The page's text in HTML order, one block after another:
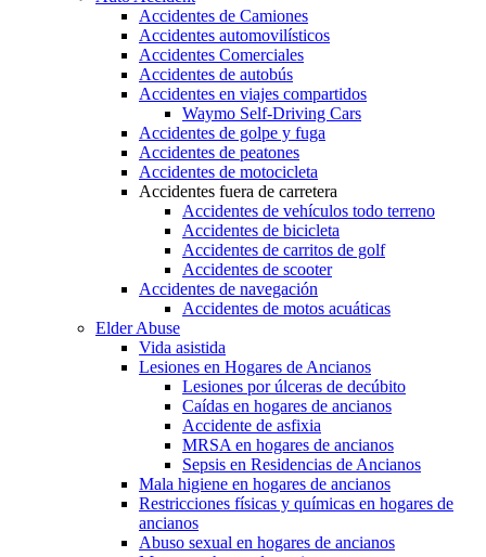
Accidentes de Camiones
Accidentes automovilísticos
Accidentes Comerciales
Accidentes de autobús
Accidentes en viajes compartidos
Waymo Self-Driving Cars
Accidentes de golpe y fuga
Accidentes de peatones
Accidentes de motocicleta
Accidentes fuera de carretera
Accidentes de vehículos todo terreno
Accidentes de bicicleta
Accidentes de carritos de golf
Accidentes de scooter
Accidentes de navegación
Accidentes de motos acuáticas
Elder Abuse
Vida asistida
Lesiones en Hogares de Ancianos
Lesiones por úlceras de decúbito
Caídas en hogares de ancianos
Accidente de asfixia
MRSA en hogares de ancianos
Sepsis en Residencias de Ancianos
Mala higiene en hogares de ancianos
Restricciones físicas y químicas en hogares de
ancianos
Abuso sexual en hogares de ancianos